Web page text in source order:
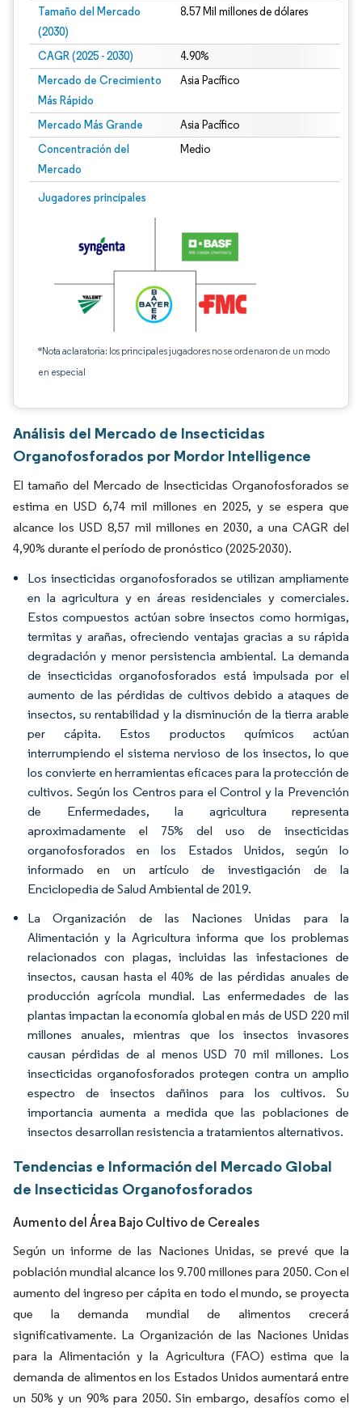
Tamaño del Mercado
(2030)
8.57 Mil millones de dólares
CAGR (2025 - 2030) 4.90%
Mercado de Crecimiento
Más Rápido
Asia Pacífico
Mercado Más Grande Asia Pacífico
Concentración del
Mercado
Medio
Jugadores principales
*Nota aclaratoria: los principales jugadores no se ordenaron de un modo
en especial
Análisis del Mercado de Insecticidas
Organofosforados por Mordor Intelligence
El tamaño del Mercado de Insecticidas Organofosforados se
estima en USD 6,74 mil millones en 2025, y se espera que
alcance los USD 8,57 mil millones en 2030, a una CAGR del
4,90% durante el período de pronóstico (2025-2030).
Los insecticidas organofosforados se utilizan ampliamente
en la agricultura y en áreas residenciales y comerciales.
Estos compuestos actúan sobre insectos como hormigas,
termitas y arañas, ofreciendo ventajas gracias a su rápida
degradación y menor persistencia ambiental. La demanda
de insecticidas organofosforados está impulsada por el
aumento de las pérdidas de cultivos debido a ataques de
insectos, su rentabilidad y la disminución de la tierra arable
per cápita. Estos productos químicos actúan
interrumpiendo el sistema nervioso de los insectos, lo que
los convierte en herramientas eficaces para la protección de
cultivos. Según los Centros para el Control y la Prevención
de Enfermedades, la agricultura representa
aproximadamente el 75% del uso de insecticidas
organofosforados en los Estados Unidos, según lo
informado en un artículo de investigación de la
Enciclopedia de Salud Ambiental de 2019.
La Organización de las Naciones Unidas para la
Alimentación y la Agricultura informa que los problemas
relacionados con plagas, incluidas las infestaciones de
insectos, causan hasta el 40% de las pérdidas anuales de
producción agrícola mundial. Las enfermedades de las
plantas impactan la economía global en más de USD 220 mil
millones anuales, mientras que los insectos invasores
causan pérdidas de al menos USD 70 mil millones. Los
insecticidas organofosforados protegen contra un amplio
espectro de insectos dañinos para los cultivos. Su
importancia aumenta a medida que las poblaciones de
insectos desarrollan resistencia a tratamientos alternativos.
Tendencias e Información del Mercado Global
de Insecticidas Organofosforados
Aumento del Área Bajo Cultivo de Cereales
Según un informe de las Naciones Unidas, se prevé que la
población mundial alcance los 9.700 millones para 2050. Con el
aumento del ingreso per cápita en todo el mundo, se proyecta
que la demanda mundial de alimentos crecerá
significativamente. La Organización de las Naciones Unidas
para la Alimentación y la Agricultura (FAO) estima que la
demanda de alimentos en los Estados Unidos aumentará entre
un 50% y un 90% para 2050. Sin embargo, desafíos como el